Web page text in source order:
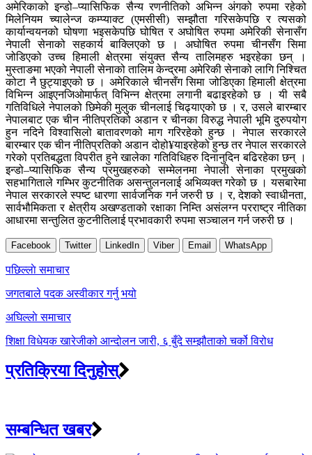
अमेरिकाको इन्डो–प्यासिफिक सैन्य रणनीतिको अभिन्न अंगको रुपमा रहेको
मिलेनियम च्यालेन्ज कम्प्याक्ट (एमसीसी) सम्झौता गरिसकेपछि र त्यसको
कार्यान्वयनको घोषणा भइसकेपछि घोषित र अघोषित रुपमा अमेरिकी सेनासँग
नेपाली सेनाको सहकार्य बाक्लिएको छ । अघोषित रुपमा चीनसँग सिमा
जोडिएको उच्च हिमाली क्षेत्रमा संयुक्त सैन्य तालिमहरु भइरहेका छन् ।
मुस्ताङमा भएको नेपाली सेनाको तालिम केन्द्रमा अमेरिकी सेनाको लागि निश्चित
कोटा नै छुट्याइएको छ । अमेरिकाले चीनसँग सिमा जोडिएका हिमाली क्षेत्रमा
विभिन्न आइएनजिओमार्फत् विभिन्न क्षेत्रमा लगानी बढाइरहेको छ । यी सबै
गतिविधिले नेपालको छिमेकी मुलुक चीनलाई चिढ्याएको छ । र, उसले बारम्बार
नेपालबाट एक चीन नीतिप्रतिको अडान र चीनका विरुद्ध नेपाली भूमि दुरुपयोग
हुन नदिने विश्वासिलो बातावरणको माग गरिरहेको हुन्छ । नेपाल सरकारले
बारम्बार एक चीन नीतिप्रतिको अडान दोहो¥याइरहेको हुन्छ तर नेपाल सरकारले
गरेको प्रतिबद्धता विपरीत हुने खालेका गतिविधिहरु दिनानुदिन बढिरहेका छन् ।
इन्डो–प्यासिफिक सैन्य प्रमुखहरुको सम्मेलनमा नेपाली सेनाका प्रमुखको
सहभागिताले गम्भिर कुटनीतिक असन्तुलनलाई अभिव्यक्त गरेको छ । यसबारेमा
नेपाल सरकारले स्पष्ट धारणा सार्वजनिक गर्न जरुरी छ । र, देशको स्वाधीनता,
सार्वभौमिकता र क्षेत्रीय अखण्डताको रक्षाका निम्ति असंलग्न परराष्ट्र नीतिका
आधारमा सन्तुलित कुटनीतिलाई प्रभावकारी रुपमा सञ्चालन गर्न जरुरी छ ।
Facebook Twitter LinkedIn Viber Email WhatsApp
Post
navigation
पछिल्लाे समाचार
जगतबाले पदक अस्वीकार गर्नु भयो
अघिल्लाे समाचार
शिक्षा विधेयक खारेजीको आन्दोलन जारी, ६ बुँदे सम्झौताको चर्को विरोध
प्रतिक्रिया दिनुहोस्
सम्बन्धित खबर